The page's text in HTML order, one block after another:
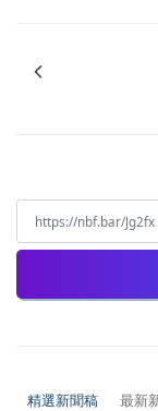
精選新聞稿 最新